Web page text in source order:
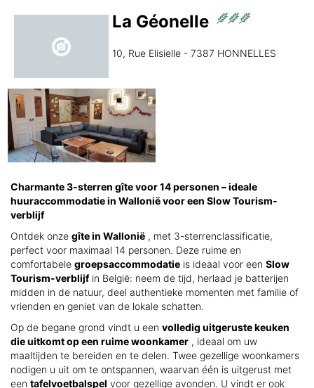
La Géonelle
10, Rue Elisielle - 7387 HONNELLES
Charmante 3-sterren gîte voor 14 personen – ideale
huuraccommodatie in Wallonië voor een Slow Tourism-
verblijf
Ontdek onze gîte in Wallonië , met 3-sterrenclassificatie,
perfect voor maximaal 14 personen. Deze ruime en
comfortabele groepsaccommodatie is ideaal voor een Slow
Tourism-verblijfin België: neem de tijd, herlaad je batterijen
midden in de natuur, deel authentieke momenten met familie of
vrienden en geniet van de lokale schatten.
Op de begane grond vindt u een volledig uitgeruste keuken
die uitkomt op een ruime woonkamer , ideaal om uw
maaltijden te bereiden en te delen. Twee gezellige woonkamers
nodigen u uit om te ontspannen, waarvan één is uitgerust met
een tafelvoetbalspel voor gezellige avonden. U vindt er ook